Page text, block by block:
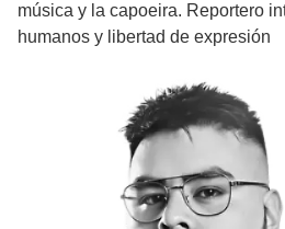
música y la capoeira. Reportero
humanos y libertad de expresión